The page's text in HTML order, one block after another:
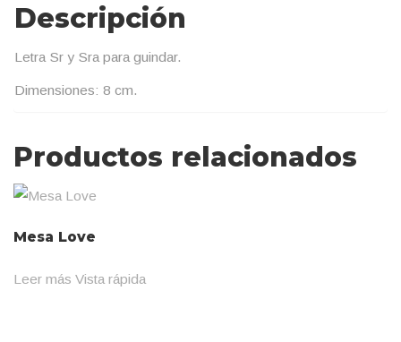
Descripción
Letra Sr y Sra para guindar.
Dimensiones: 8 cm.
Productos relacionados
Mesa Love
Leer más Vista rápida